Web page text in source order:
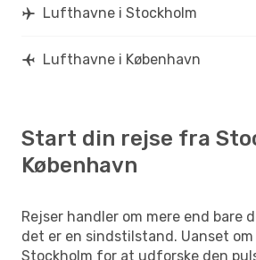
Lufthavne i Stockholm
Lufthavne i København
Start din rejse fra
København
Rejser handler om mere end bare
det er en sindstilstand. Uanset
Stockholm for at udforske den